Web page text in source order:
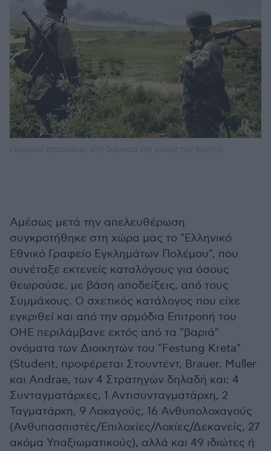
Αμέσως μετά την απελευθέρωση
συγκροτήθηκε στη χώρα μας το "Ελληνικό
Εθνικό Γραφείο Εγκλημάτων Πολέμου", που
συνέταξε εκτενείς καταλόγους για όσους
θεωρούσε, με βάση αποδείξεις, από τους
Συμμάχους. Ο σχετικός κατάλογος που είχε
εγκριθεί και από την αρμόδια Επιτροπή του
ΟΗΕ περιλάμβανε εκτός από τα "βαριά"
ονόματα των Διοικητών του "Festung Kreta"
(Student, προφέρεται Στουντέντ, Brauer, Muller
και Andrae, των 4 Στρατηγών δηλαδή και: 4
Συνταγματάρχες, 1 Αντισυνταγματάρχη, 2
Ταγματάρχη, 9 Λοχαγούς, 16 Ανθυπολοχαγούς
(Ανθυπασπιστές/Επιλοχίες/Λοχίες/Δεκανείς, 27
ακόμα Υπαξιωματικούς), αλλά και 49 ιδιώτες ή